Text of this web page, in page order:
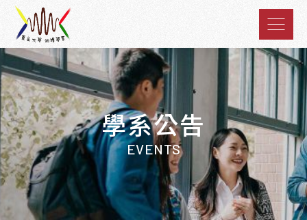
學系公告
EVENTS